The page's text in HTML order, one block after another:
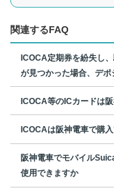
関連するFAQ
ICOCA定期券を紛失し
が見つかった場合、デポ
ICOCA等のICカードは
ICOCAは阪神電車で購
阪神電車でモバイル
使用できますか